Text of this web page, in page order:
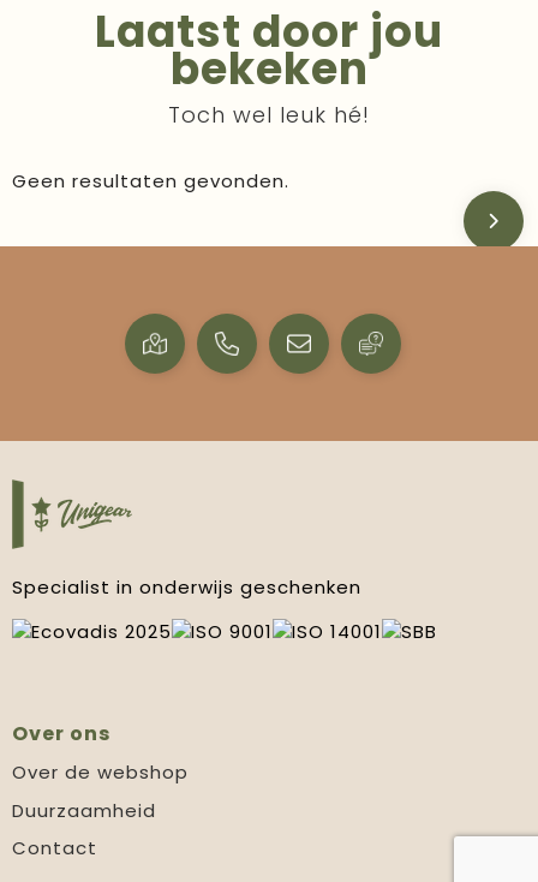
Laatst door jou
bekeken
Toch wel leuk hé!
Geen resultaten gevonden.
Specialist in onderwijs geschenken
Over ons
Over de webshop
Duurzaamheid
Contact